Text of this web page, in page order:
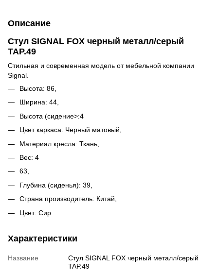
Описание
Стул SIGNAL FOX черный металл/серый
TAP.49
Стильная и современная модель от мебельной компании
Signal.
Высота: 86,
Ширина: 44,
Высота (сидение>:4
Цвет каркаса: Черный матовый,
Материал кресла: Ткань,
Вес: 4
63,
Глубина (сиденья): 39,
Страна производитель: Китай,
Цвет: Сир
Характеристики
Название
Стул SIGNAL FOX черный металл/серый
TAP.49